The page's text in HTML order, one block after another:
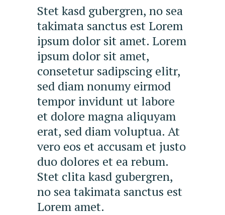
Stet kasd gubergren, no sea
takimata sanctus est Lorem
ipsum dolor sit amet. Lorem
ipsum dolor sit amet,
consetetur sadipscing elitr,
sed diam nonumy eirmod
tempor invidunt ut labore
et dolore magna aliquyam
erat, sed diam voluptua. At
vero eos et accusam et justo
duo dolores et ea rebum.
Stet clita kasd gubergren,
no sea takimata sanctus est
Lorem amet.